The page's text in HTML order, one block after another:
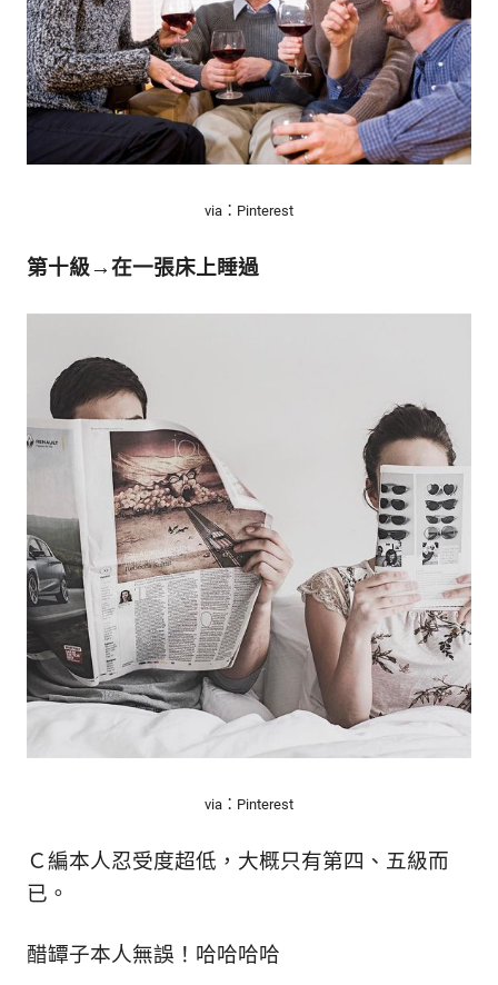
via：Pinterest
第十級→在一張床上睡過
via：Pinterest
Ｃ編本人忍受度超低，大概只有第四、五級而
已。
醋罈子本人無誤！哈哈哈哈